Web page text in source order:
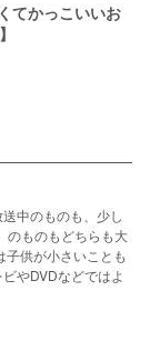
てかっこいいお
中のものも、少し
のものもどちらも大
供が小さいことも
やDVDなどではよ